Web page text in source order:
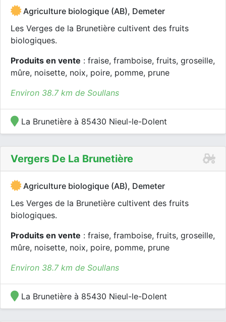
Agriculture biologique (AB), Demeter
Les Verges de la Brunetière cultivent des fruits
biologiques.
Produits en vente : fraise, framboise, fruits, groseille,
mûre, noisette, noix, poire, pomme, prune
Environ 38.7 km de Soullans
La Brunetière à 85430 Nieul-le-Dolent
Vergers De La Brunetière
Agriculture biologique (AB), Demeter
Les Verges de la Brunetière cultivent des fruits
biologiques.
Produits en vente : fraise, framboise, fruits, groseille,
mûre, noisette, noix, poire, pomme, prune
Environ 38.7 km de Soullans
La Brunetière à 85430 Nieul-le-Dolent